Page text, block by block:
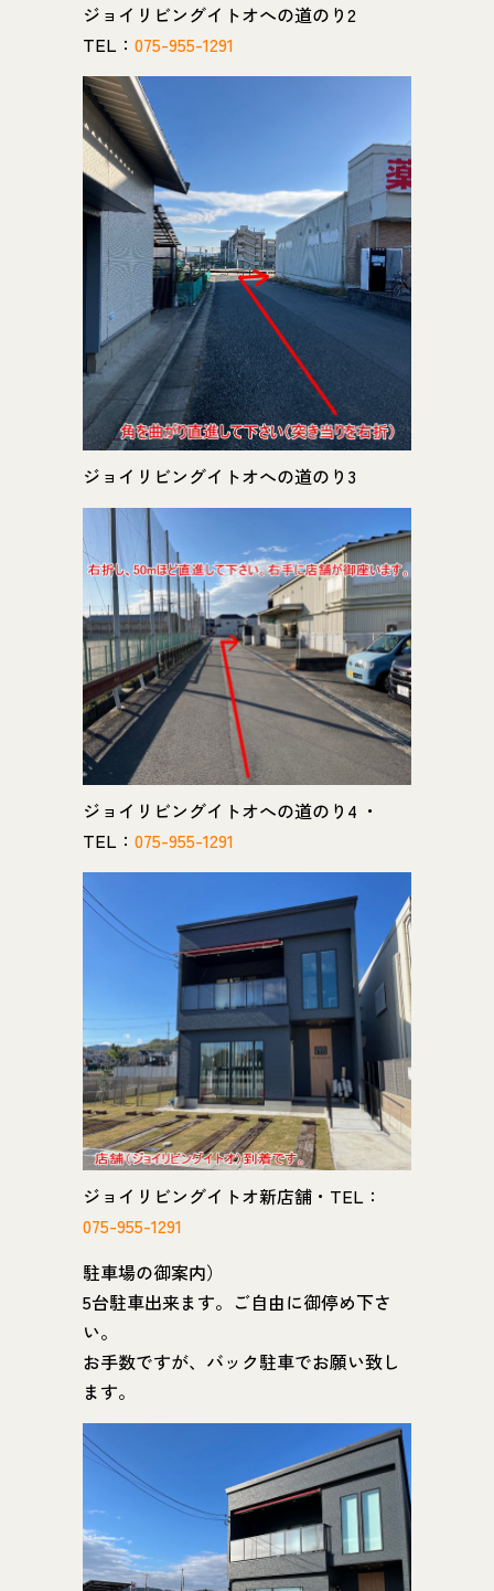
ジョイリビングイトオへの道のり2
TEL： 075-955-1291
ジョイリビングイトオへの道のり3
ジョイリビングイトオへの道のり4 ・
TEL： 075-955-1291
ジョイリビングイトオ新店舗・TEL：
075-955-1291
駐車場の御案内）
5台駐車出来ます。ご自由に御停め下さ
い。
お手数ですが、バック駐車でお願い致し
ます。